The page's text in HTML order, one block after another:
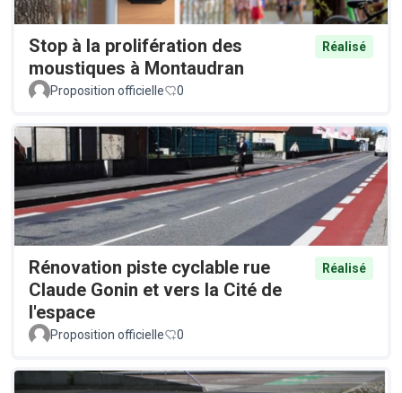
Stop à la prolifération des
moustiques à Montaudran
Réalisé
Proposition officielle 0
Rénovation piste cyclable rue
Claude Gonin et vers la Cité de
l'espace
Réalisé
Proposition officielle 0